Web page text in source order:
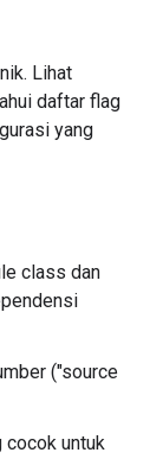
Lihat
daftar flag
yang
class dan
("source
cocok untuk